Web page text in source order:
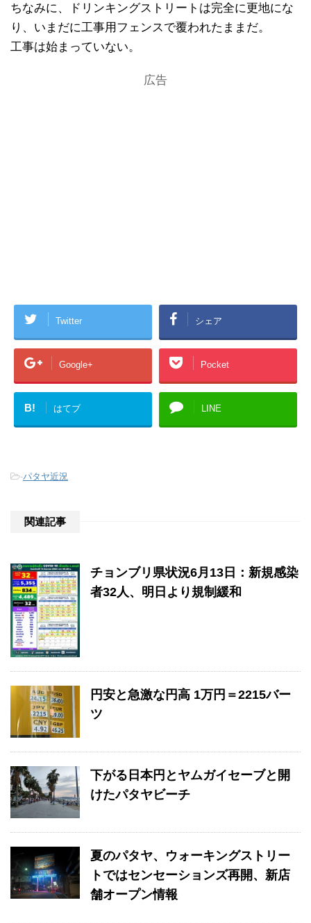
ちなみに、ドリンキングストリートは完全に更地にな
り、いまだに工事用フェンスで覆われたままだ。
工事は始まっていない。
広告
Twitter シェア
Google+ Pocket
B! はてブ LINE
-パタヤ近況
関連記事
チョンブリ県状況6月13日：新規感染
者32人、明日より規制緩和
円安と急激な円高 1万円＝2215バー
ツ
下がる日本円とヤムガイセーブと開
けたパタヤビーチ
夏のパタヤ、ウォーキングストリー
トではセンセーションズ再開、新店
舗オープン情報